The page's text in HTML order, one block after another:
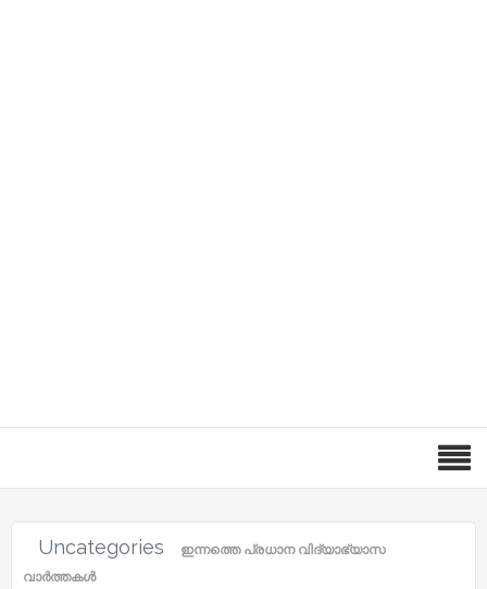
Uncategories
ഇന്നത്തെ പ്രധാന വിദ്യാഭ്യാസ
വാർത്തകൾ